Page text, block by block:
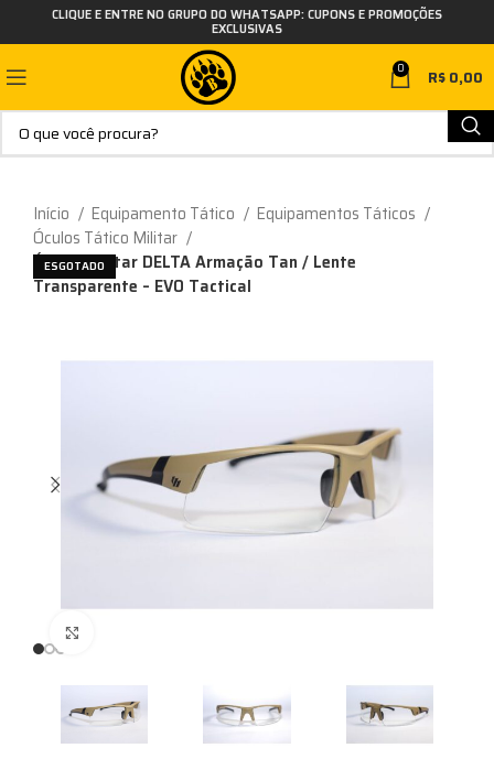
CLIQUE E ENTRE NO GRUPO DO WHATSAPP: CUPONS E PROMOÇÕES
EXCLUSIVAS
0 R$0,00
Início Equipamento Tático
Equipamentos Táticos
Óculos Tático Militar
Óculos Militar DELTA Armação Tan / Lente
Transparente – EVO Tactical
ESGOTADO